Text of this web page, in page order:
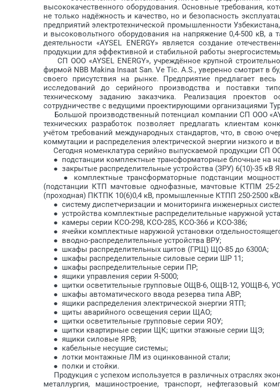
высококачественного оборудования. Основные требования,
не только надёжность и качество, но и безо­пасность
предприятий электротехнической промышленности
и высоковольтного оборудования на напряжение 0,4-500 кВ,
деятельности «AYSEL ENERGY» является создание
продукции для эффективной и стабильной работы
СП ООО «AYSEL ENERGY», учреж­дённое крупной
фирмой NBB Makina Insaat San. Ve Tic. A.S., уверенно смотрит в
своего присутствия на рынке. Предприятие предлагает
исследований до серийного производства и поставки
техническому заданию заказчика. Реализация проектов
сотрудничестве с ведущими проектирующими организациями
Большой производственный потенциал компании СП ООО
технических разработок поз­воляет предлагать клиентам
учётом требований международных стандартов, что, в свою
коммутации и распределения электрической энергии низкого и
Сегодня номенклатура серийно выпускаемой продукции СП
● подстанции комплектные трансформаторные блочные на
● закрытые распределительные устройства (ЗРУ) 6(10)-35 кВ
● комплектные трансформаторные подстанции
(подстанции КТП мачтовые однофазные, мачтовые КТПМ 25-
(проходная) ПКТПК 10(6)0,4 кВ, промышленные КТПП 250-2500
● систему диспетчеризации и мониторинга инженерных
● устройства комплектные распределительные наружной
● камеры серии КСО-298, КСО-285, КСО-366 и КСО-386;
● ячейки комплектные наружной установки
● вводно-распределительные устройства ВРУ;
● шкафы распределительных щитов (ГРЩ) ЩО-85 до 6300А;
● шкафы распределительные силовые серии ШР 11;
● шкафы распределительные серии ПР;
● ящики управления серии Я-5000;
● щитки осветительные групповые ОЩВ-6, ОЩВ-12, УОЩВ-6,
● шкафы автоматического ввода резерва типа АВР;
● ящики распределения электрической энергии ЯТП;
● щиты аварийного освещения серии ЩАО;
● щитки осветительные групповые серии ЯОУ;
● щитки квартирные серии ЩК; щитки этажные серии ЩЭ;
● ящики силовые ЯРВ;
● кабельные несущие системы;
● лотки монтажные ЛМ из оцинкованной стали;
● полки и стойки.
Продукция с успехом используется в различных отраслях
металлургия, машиностроение, транспорт, нефтегазовый